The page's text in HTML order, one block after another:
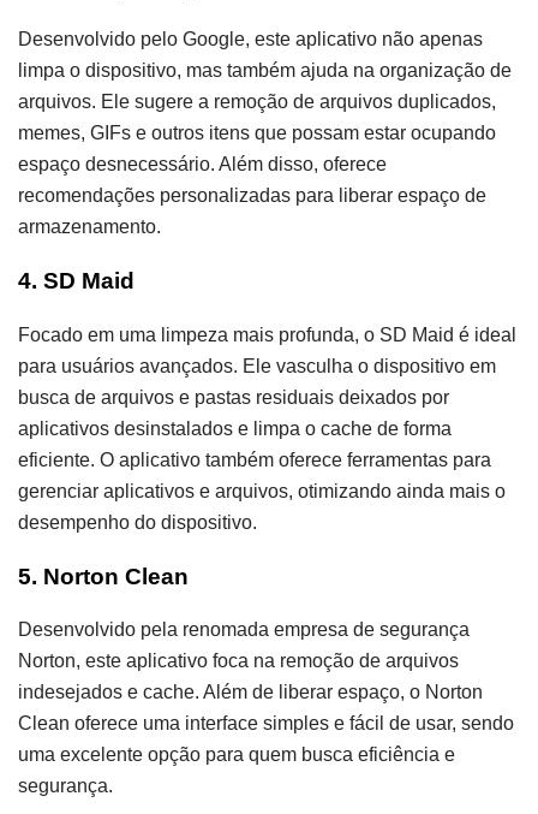
Desenvolvido pelo Google, este aplicativo não apenas
limpa o dispositivo, mas também ajuda na organização de
arquivos. Ele sugere a remoção de arquivos duplicados,
memes, GIFs e outros itens que possam estar ocupando
espaço desnecessário. Além disso, oferece
recomendações personalizadas para liberar espaço de
armazenamento.
4. SD Maid
Focado em uma limpeza mais profunda, o SD Maid é ideal
para usuários avançados. Ele vasculha o dispositivo em
busca de arquivos e pastas residuais deixados por
aplicativos desinstalados e limpa o cache de forma
eficiente. O aplicativo também oferece ferramentas para
gerenciar aplicativos e arquivos, otimizando ainda mais o
desempenho do dispositivo.
5. Norton Clean
Desenvolvido pela renomada empresa de segurança
Norton, este aplicativo foca na remoção de arquivos
indesejados e cache. Além de liberar espaço, o Norton
Clean oferece uma interface simples e fácil de usar, sendo
uma excelente opção para quem busca eficiência e
segurança.